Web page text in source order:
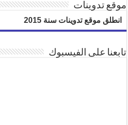
موقع تدوينات
انطلق موقع تدوينات سنة 2015
تابعنا على الفيسبوك